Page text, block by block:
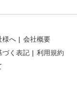
様へ
会社概要
づく表記
利用規約